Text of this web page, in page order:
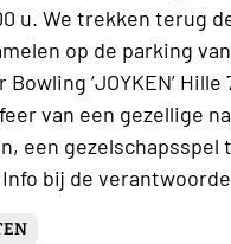
u. We trekken terug
op de parking
‘JOYKEN’ Hille
van een gezellige
een gezelschapsspel
bij de